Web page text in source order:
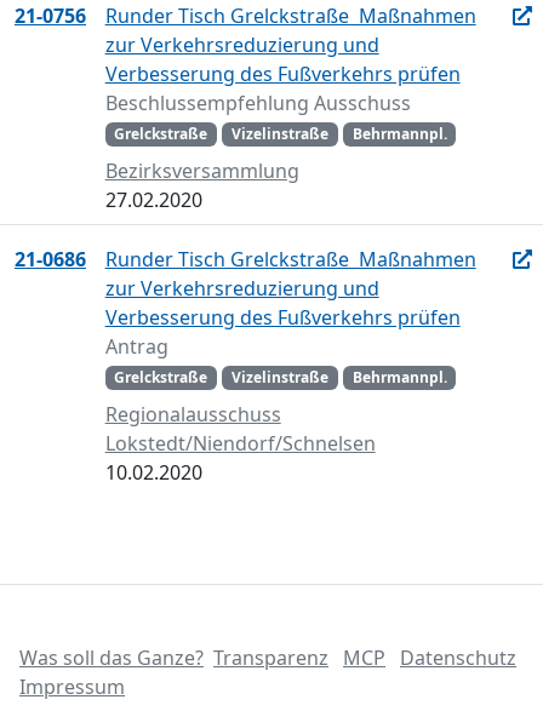
21-0756
Runder Tisch Grelckstraße  Maßnahmen
zur Verkehrsreduzierung und
Verbesserung des Fußverkehrs prüfen
Beschlussempfehlung Ausschuss
Grelckstraße Vizelinstraße Behrmannpl.
Bezirksversammlung
27.02.2020
21-0686
Runder Tisch Grelckstraße  Maßnahmen
zur Verkehrsreduzierung und
Verbesserung des Fußverkehrs prüfen
Antrag
Grelckstraße Vizelinstraße Behrmannpl.
Regionalausschuss
Lokstedt/Niendorf/Schnelsen
10.02.2020
Was soll das Ganze? Transparenz MCP
Datenschutz
Impressum